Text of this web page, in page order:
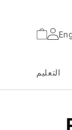
السلة
التعليم